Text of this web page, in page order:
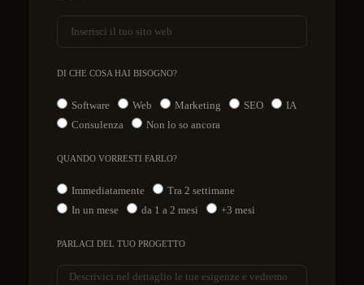
DI CHE COSA HAI BISOGNO?
Software Web Marketing SEO
IA
Consulenza
Non lo so ancora
QUANDO VORRESTI FARLO?
Immediatamente
Tra 2 settimane
In un mese
da 1 a 2 mesi +3 mesi
PARLACI DEL TUO PROGETTO